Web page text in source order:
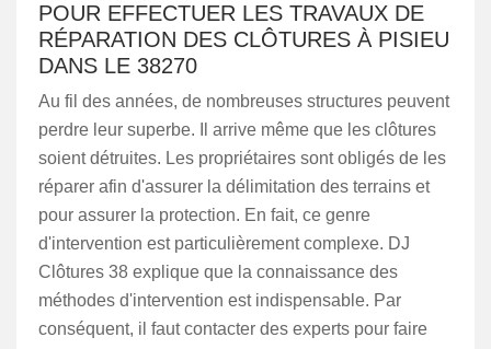
POUR EFFECTUER LES TRAVAUX DE
RÉPARATION DES CLÔTURES À PISIEU
DANS LE 38270
Au fil des années, de nombreuses structures peuvent
perdre leur superbe. Il arrive même que les clôtures
soient détruites. Les propriétaires sont obligés de les
réparer afin d'assurer la délimitation des terrains et
pour assurer la protection. En fait, ce genre
d'intervention est particulièrement complexe. DJ
Clôtures 38 explique que la connaissance des
méthodes d'intervention est indispensable. Par
conséquent, il faut contacter des experts pour faire